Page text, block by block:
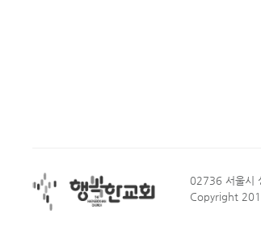
02736 서울시
Copyright